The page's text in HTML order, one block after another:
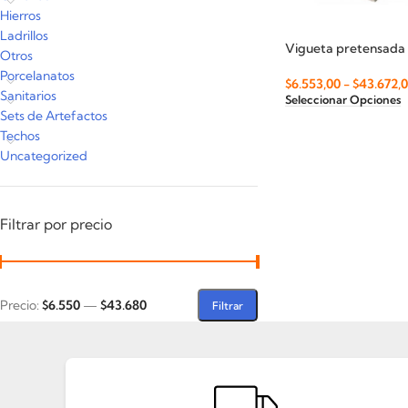
Hierros
Ladrillos
Otros
Porcelanatos
Sanitarios
Sets de Artefactos
Techos
Uncategorized
Filtrar por precio
Filtrar
Precio: $6.550 — $43.680
Vigueta pretensada
$6.553,00-$
Seleccionar Opciones